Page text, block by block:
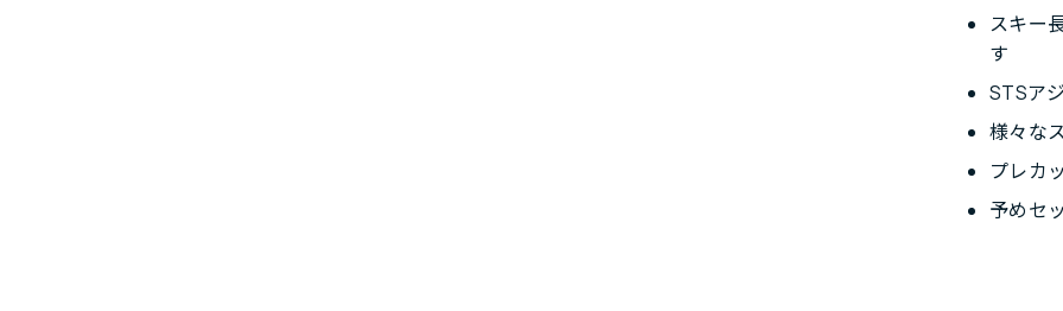
スキー
す
STSア
様々な
プレカ
予めセ